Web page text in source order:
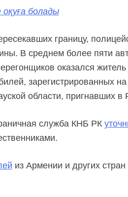
болады
границу,
В среднем более пяти
оказался
зарегистрированных
области, пригнавших
служба КНБ РК
из Армении и других